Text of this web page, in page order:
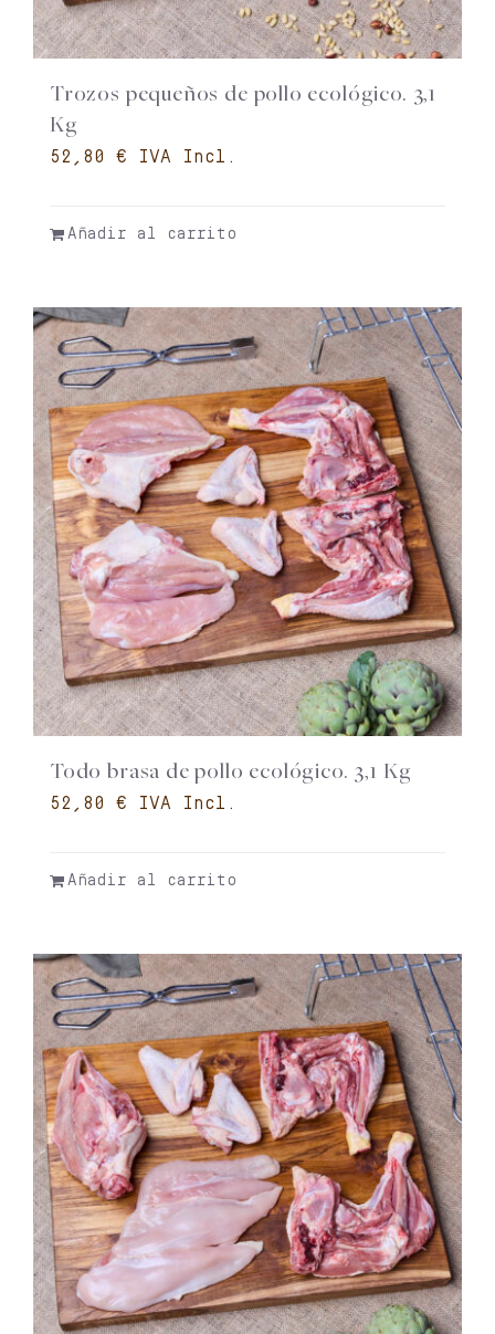
Trozos pequeños de pollo ecológico. 3,1
Kg
€
Añadir al carrito
Todo brasa de pollo ecológico. 3,1 Kg
€
Añadir al carrito